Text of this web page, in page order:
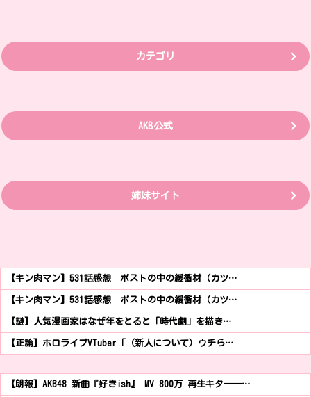
カテゴリ
AKB公式
姉妹サイト
【キン肉マン】531話感想 ポストの中の緩衝材（カツ…
【キン肉マン】531話感想 ポストの中の緩衝材（カツ…
【謎】人気漫画家はなぜ年をとると「時代劇」を描き…
【正論】ホロライブVTuber「（新人について）ウチら…
【朗報】AKB48 新曲『好きish』 MV 800万 再生キタ━━…